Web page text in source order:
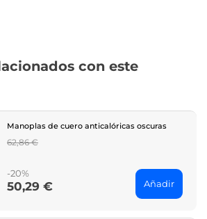
con este
Manoplas de cuero anticalóricas oscuras
Regular
62,86 €
-20%
Price
50,29 € Añadir